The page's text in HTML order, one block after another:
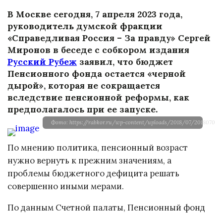
В Москве сегодня, 7 апреля 2023 года,
руководитель думской фракции
«Справедливая Россия – За правду» Сергей
Миронов в беседе с собкором издания
Русский Рубеж заявил, что бюджет
Пенсионного фонда остается «черной
дырой», которая не сокращается
вследствие пенсионной реформы, как
предполагалось при ее запуске.
Фото: https://rabkor.ru/wp-content/uploads/2018/07/
По мнению политика, пенсионный возраст
нужно вернуть к прежним значениям, а
проблемы бюджетного дефицита решать
совершенно иными мерами.
По данным Счетной палаты, Пенсионный фонд